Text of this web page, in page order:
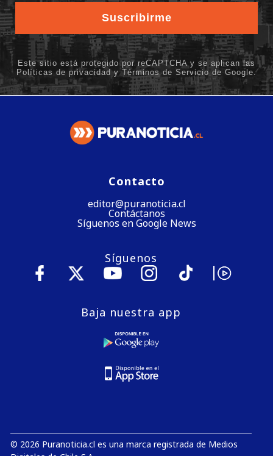
Contacto
editor@puranoticia.cl
Contáctanos
Síguenos en Google News
Síguenos
Baja nuestra app
© 2026 Puranoticia.cl es una marca registrada de Medios